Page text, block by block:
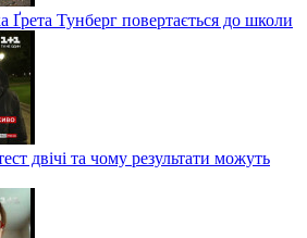
Ґрета Тунберг повертається до школи
двічі та чому результати можуть